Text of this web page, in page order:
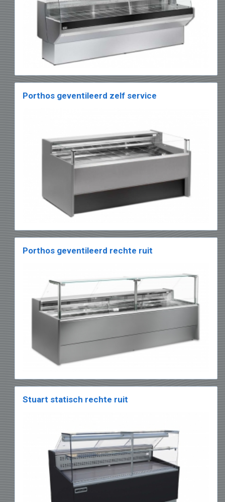
Porthos geventileerd zelf service
Porthos geventileerd rechte ruit
Stuart statisch rechte ruit